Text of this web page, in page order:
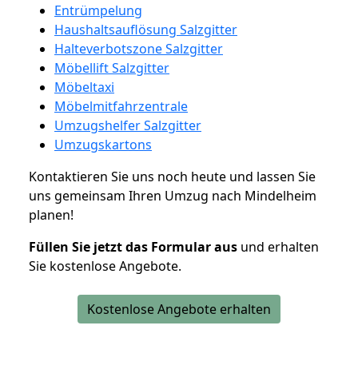
Entrümpelung
Haushaltsauflösung Salzgitter
Halteverbotszone Salzgitter
Möbellift Salzgitter
Möbeltaxi
Möbelmitfahrzentrale
Umzugshelfer Salzgitter
Umzugskartons
Kontaktieren Sie uns noch heute und lassen Sie
uns gemeinsam Ihren Umzug nach Mindelheim
planen!
Füllen Sie jetzt das Formular aus und erhalten
Sie kostenlose Angebote.
Kostenlose Angebote erhalten